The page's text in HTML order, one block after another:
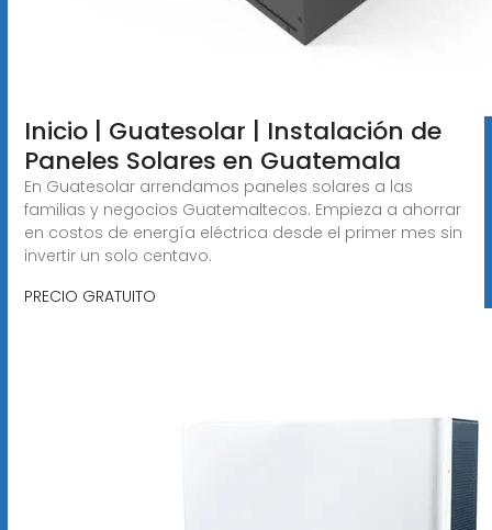
Inicio | Guatesolar | Instalación de
Paneles Solares en Guatemala
En Guatesolar arrendamos paneles solares a las
familias y negocios Guatemaltecos. Empieza a ahorrar
en costos de energía eléctrica desde el primer mes sin
invertir un solo centavo.
PRECIO GRATUITO